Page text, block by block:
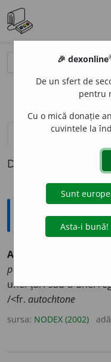
definiții (1)
Definiția cu ID-ul
Explicative
AUTOHT
popoare etc.
) Care
unei țări sau a unei
/<fr. autochtone
sursa: NODEX (2002)
🎉 dexonline
De un sfert de
pentru
Cu o mică donație
cuvintele la